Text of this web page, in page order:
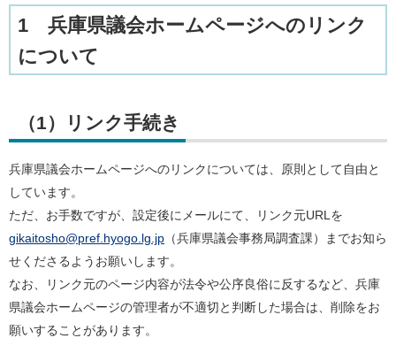
1 兵庫県議会ホームページへのリンク
について
（1）リンク手続き
兵庫県議会ホームページへのリンクについては、原則として自由と
しています。
ただ、お手数ですが、設定後にメールにて、リンク元URLを
gikaitosho@pref.hyogo.lg.jp （兵庫県議会事務局調査課）までお知ら
せくださるようお願いします。
なお、リンク元のページ内容が法令や公序良俗に反するなど、兵庫
県議会ホームページの管理者が不適切と判断した場合は、削除をお
願いすることがあります。